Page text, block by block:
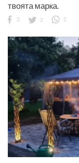
твоята марка.
3 2 2